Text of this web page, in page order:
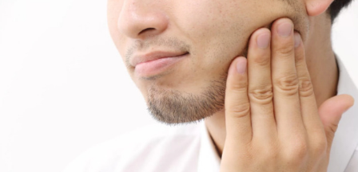
高田馬場おすすめの根管治療